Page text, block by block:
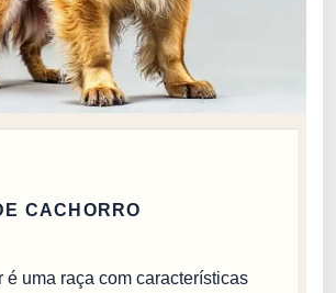
CACHORRO
é uma raça com características